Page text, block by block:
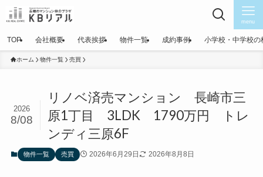
menu
TOP 会社概要 代表挨拶 物件一覧 成約事例 小学校・中学校の
ホーム 物件一覧 売買
リノベ済売マンション 長崎市三
原1丁目 3LDK 1790万円 トレ
ンディ三原6F
2026
8/08
物件一覧 売買 2026年6月29日 2026年8月8日